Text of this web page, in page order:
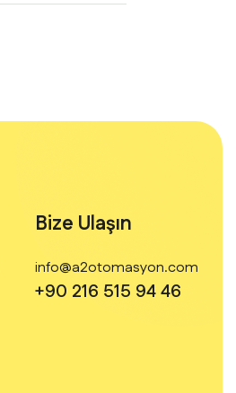
Bize Ulaşın
info@a2otomasyon.com
+90 216 515 94 46